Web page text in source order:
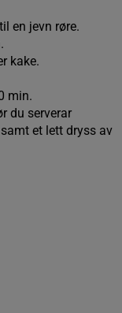
en jevn røre.
kake.
min.
du serverar
et lett dryss av